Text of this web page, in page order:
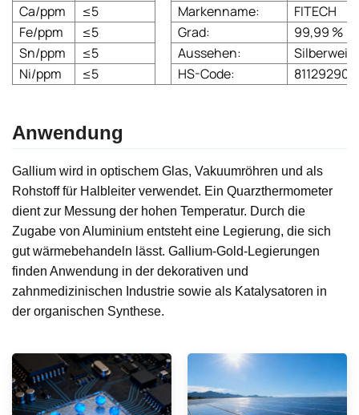
Ca/ppm
≤5 Markenname:
FITECH
Fe/ppm
≤5 Grad:
99,99 %
Sn/ppm
≤5 Aussehen:
Ni/ppm
≤5 HS-Code:
Anwendung
Gallium wird in optischem Glas, Vakuumröhren und als
Rohstoff für Halbleiter verwendet. Ein Quarzthermometer
dient zur Messung der hohen Temperatur. Durch die
Zugabe von Aluminium entsteht eine Legierung, die sich
gut wärmebehandeln lässt. Gallium-Gold-Legierungen
finden Anwendung in der dekorativen und
zahnmedizinischen Industrie sowie als Katalysatoren in
der organischen Synthese.